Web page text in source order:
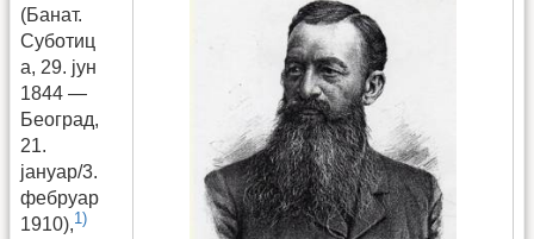
(Банат.
Суботиц
а, 29. јун
1844 —
Београд,
21.
јануар/3.
фебруар
1910),1)